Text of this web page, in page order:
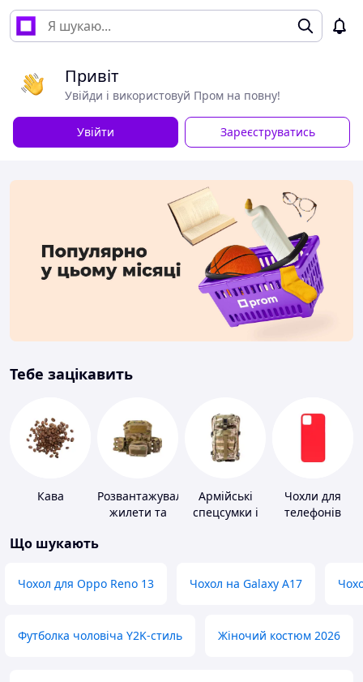
Привіт
Увійди і використовуй Пром на повну!
Увійти Зареєструватись
Тебе зацікавить
Кава
Розвантажувальні
жилети та
Армійські
спецсумки і
Чохли для
телефонів
Що шукають
Чохол для Oppo Reno 13 Чохол на Galaxy A17
Футболка чоловіча Y2K-стиль Жіночий костюм 2026